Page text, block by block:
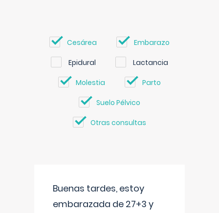
Cesárea Embarazo
Epidural Lactancia
Molestia Parto
Suelo Pélvico
Otras consultas
Buenas tardes, estoy
embarazada de 27+3 y